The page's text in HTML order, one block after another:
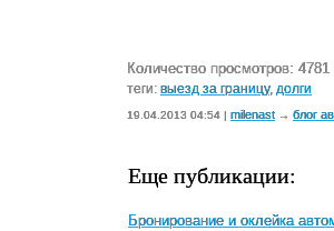
Количество просмотров: 4781
теги: выезд за границу, долги
19.04.2013 04:54 | milenast → блог
Еще публикации:
Бронирование и оклейка